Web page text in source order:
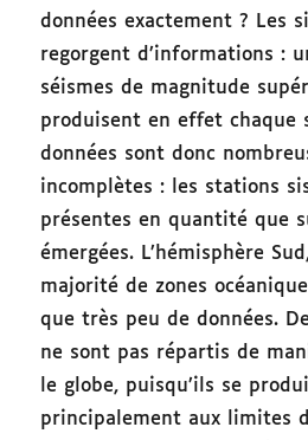
données exactement ? Les
regorgent d’informations :
séismes de magnitude
produisent en effet chaque
données sont donc
incomplètes : les stations
présentes en quantité que
émergées. L’hémisphère
majorité de zones
que très peu de données.
ne sont pas répartis de
le globe, puisqu’ils se
principalement aux limites